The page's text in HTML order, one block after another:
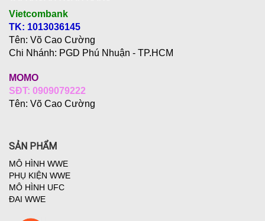
Vietcombank
TK: 1013036145
Tên: Võ Cao Cường
Chi Nhánh: PGD Phú Nhuận - TP.HCM
MOMO
SĐT: 0909079222
Tên: Võ Cao Cường
SẢN PHẨM
MÔ HÌNH WWE
PHỤ KIỆN WWE
MÔ HÌNH UFC
ĐAI WWE